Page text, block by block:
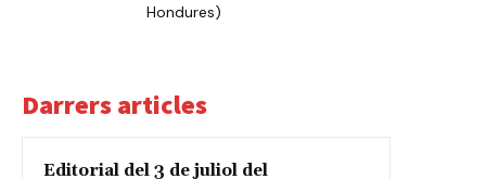
Hondures)
Darrers articles
Editorial del 3 de juliol del